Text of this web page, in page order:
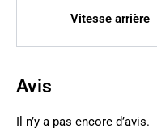
Vitesse arrière
Avis
Il n’y a pas encore d’avis.